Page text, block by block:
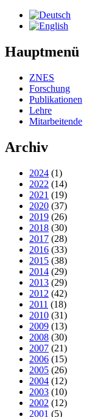
Hauptmenü
ZNES
Forschung
Publikationen
Lehre
Mitarbeitende
Archiv
2024 (1)
2022 (14)
2021 (19)
2020 (37)
2019 (26)
2018 (30)
2017 (28)
2016 (33)
2015 (38)
2014 (29)
2013 (29)
2012 (42)
2011 (18)
2010 (31)
2009 (13)
2008 (30)
2007 (21)
2006 (15)
2005 (26)
2004 (12)
2003 (10)
2002 (12)
2001 (5)